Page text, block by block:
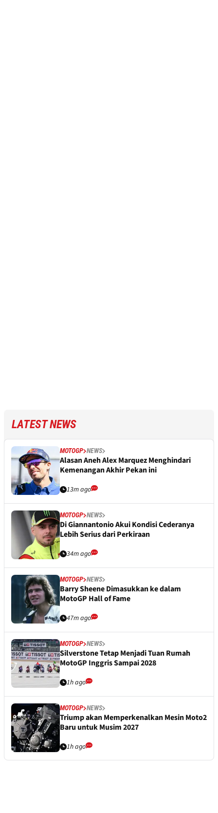
LATEST NEWS
MOTOGP NEWS
Alasan Aneh Alex Marquez Menghindari
Kemenangan Akhir Pekan ini
13m ago
MOTOGP NEWS
Di Giannantonio Akui Kondisi Cederanya
Lebih Serius dari Perkiraan
34m ago
MOTOGP NEWS
Barry Sheene Dimasukkan ke dalam
MotoGP Hall of Fame
47m ago
MOTOGP NEWS
Silverstone Tetap Menjadi Tuan Rumah
MotoGP Inggris Sampai 2028
1h ago
MOTOGP NEWS
Triump akan Memperkenalkan Mesin Moto2
Baru untuk Musim 2027
1h ago